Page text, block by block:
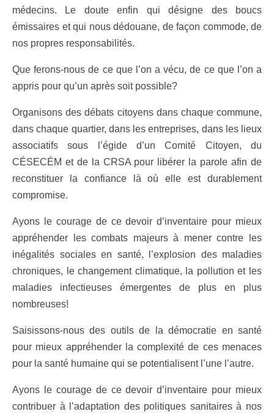
médecins. Le doute enfin qui désigne des boucs
émissaires et qui nous dédouane, de façon commode, de
nos propres responsabilités.
Que ferons-nous de ce que l’on a vécu, de ce que l’on a
appris pour qu’un après soit possible?
Organisons des débats citoyens dans chaque commune,
dans chaque quartier, dans les entreprises, dans les lieux
associatifs sous l’égide d’un Comité Citoyen, du
CÉSECÉM et de la CRSA pour libérer la parole afin de
reconstituer la confiance là où elle est durablement
compromise.
Ayons le courage de ce devoir d’inventaire pour mieux
appréhender les combats majeurs à mener contre les
inégalités sociales en santé, l’explosion des maladies
chroniques, le changement climatique, la pollution et les
maladies infectieuses émergentes de plus en plus
nombreuses!
Saisissons-nous des outils de la démocratie en santé
pour mieux appréhender la complexité de ces menaces
pour la santé humaine qui se potentialisent l’une l’autre.
Ayons le courage de ce devoir d’inventaire pour mieux
contribuer à l’adaptation des politiques sanitaires à nos